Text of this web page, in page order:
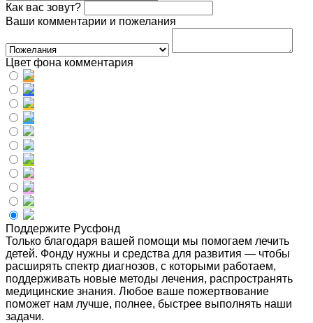
Как вас зовут?
Ваши комментарии и пожелания
Цвет фона комментария
Поддержите Русфонд
Только благодаря вашей помощи мы помогаем лечить
детей. Фонду нужны и средства для развития — чтобы
расширять спектр диагнозов, с которыми работаем,
поддерживать новые методы лечения, распространять
медицинские знания. Любое ваше пожертвование
поможет нам лучше, полнее, быстрее выполнять наши
задачи.